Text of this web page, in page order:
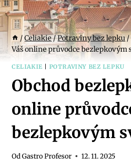
/ Celiakie/Potraviny bez lepku/
Váš online průvodce bezlepkovým
CELIAKIE POTRAVINY BEZ LEPKU
Obchod
online
bezlepkovým
OdGastro Profesor 12. 11. 2025